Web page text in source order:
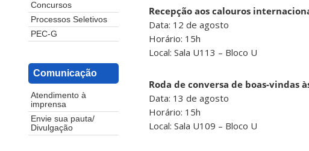
Concursos
Processos Seletivos
PEC-G
Comunicação
Atendimento à
imprensa
Envie sua pauta/
Divulgação
Recepção aos calouros
Data: 12 de agosto
Horário: 15h
Local: Sala U113 – Bloco U
Roda de conversa de boas-vindas
Data: 13 de agosto
Horário: 15h
Local: Sala U109 – Bloco U